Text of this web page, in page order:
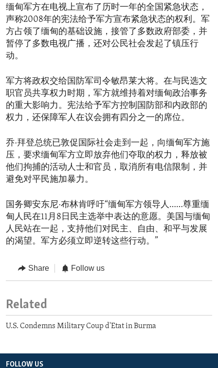
缅甸军方在电视上宣布了历时一年的全国紧急状态，
声称2008年的宪法给予军方宣布紧急状态的权利。军
方占领了缅甸的基础设施，接管了多数政府部委，并
暂停了多数电视广播，还对公民社会发起了镇压行
动。
军方将政权交给国防军司令敏昂莱大将。在与民选文
职官员共享权力时期，军方就维持着对缅甸政治事务
的重大影响力。宪法给予军方控制国防部和内政部的
权力，还保障军人在议会拥有四分之一的席位。
乔·拜登总统已敦促国际社会走到一起，向缅甸军方施
压，要求缅甸军方立即放弃他们夺取的权力，释放被
他们拘捕的活动人士和官员，取消所有电信限制，并
避免对平民施加暴力。
国务卿安东尼·布林肯呼吁“缅甸军方领导人……尊重缅
甸人民在11月8日民主选举中表达的意愿。美国与缅甸
人民站在一起，支持他们对民主、自由、和平与发展
的渴望。军方必须立即逆转这些行动。”
Share Follow us
Related
U.S. Condemns Military Coup d'Etat in Burma
FOLLOW US